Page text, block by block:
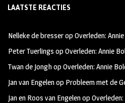
b
oo
k
ag
m
tt
LAATSTE REACTIES
Nelleke de bresseropOverleden:
Peter Tuerlings opOverleden: Annie
Twan de JonghopOverleden: Annie
Jan van Engelenop Probleem met de
Jan en Roos van Engelenop